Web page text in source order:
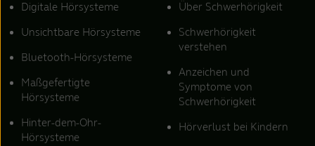
Digitale Hörsysteme
Unsichtbare Hörsysteme
Bluetooth-Hörsysteme
Maßgefertigte
Hörsysteme
Hinter-dem-Ohr-
Hörsysteme
Über Schwerhörigkeit
Schwerhörigkeit
verstehen
Anzeichen und
Symptome von
Schwerhörigkeit
Hörverlust bei Kindern